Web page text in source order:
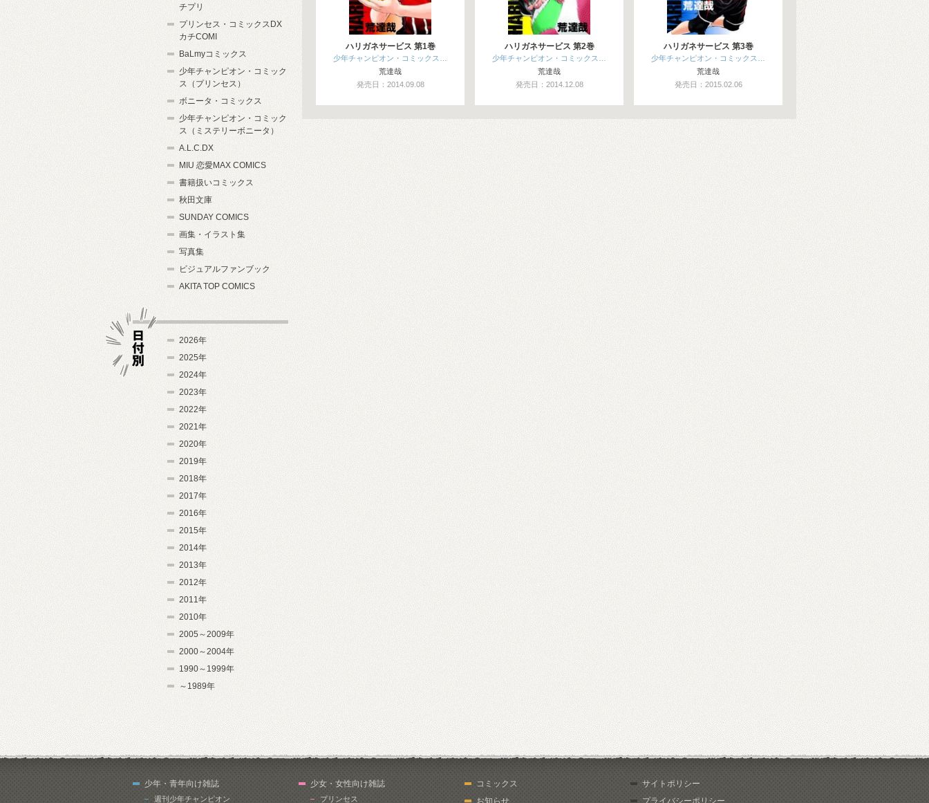
ハリガネサービス 第1巻
少年チャンピオン・コミックス…
荒達哉
発売日：2014.09.08
ハリガネサービス 第2巻
少年チャンピオン・コミックス…
荒達哉
発売日：2014.12.08
ハリガネサービス 第3巻
少年チャンピオン・コミックス…
荒達哉
発売日：2015.02.06
チプリ
プリンセス・コミックスDX
カチCOMI
BaLmyコミックス
少年チャンピオン・コミック
ス（プリンセス）
ボニータ・コミックス
少年チャンピオン・コミック
ス（ミステリーボニータ）
A.L.C.DX
MIU 恋愛MAX COMICS
書籍扱いコミックス
秋田文庫
SUNDAY COMICS
画集・イラスト集
写真集
ビジュアルファンブック
AKITA TOP COMICS
2026年
2025年
2024年
2023年
2022年
2021年
2020年
2019年
2018年
2017年
2016年
2015年
2014年
2013年
2012年
2011年
2010年
2005～2009年
2000～2004年
1990～1999年
～1989年
少年・青年向け雑誌
週刊少年チャンピオン
少女・女性向け雑誌
プリンセス
コミックス
お知らせ
サイトポリシー
プライバシーポリシー